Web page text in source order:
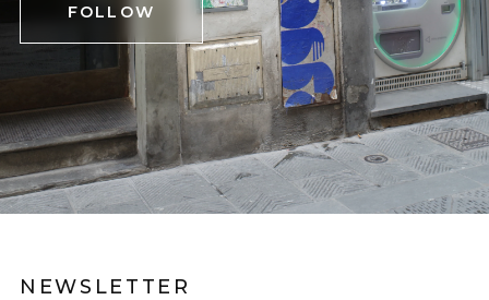
FOLLOW
NEWSLETTER